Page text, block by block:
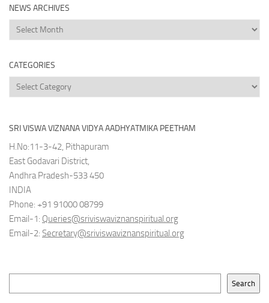
NEWS ARCHIVES
News
Archives
CATEGORIES
Categories
SRI VISWA VIZNANA VIDYA AADHYATMIKA PEETHAM
H.No:11-3-42, Pithapuram
East Godavari District,
Andhra Pradesh-533 450
INDIA
Phone: +91 91000 08799
Email-1: Queries@sriviswaviznanspiritual.org
Email-2: Secretary@sriviswaviznanspiritual.org
Search